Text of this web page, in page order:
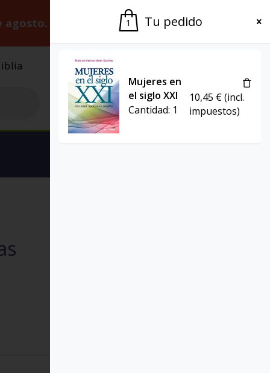
agosto. Gracias por la paciencia.
El Grupo
1 Tu pedido
Mujeres en
el siglo XXI
Cantidad: 1
10,45 €(incl.
impuestos)